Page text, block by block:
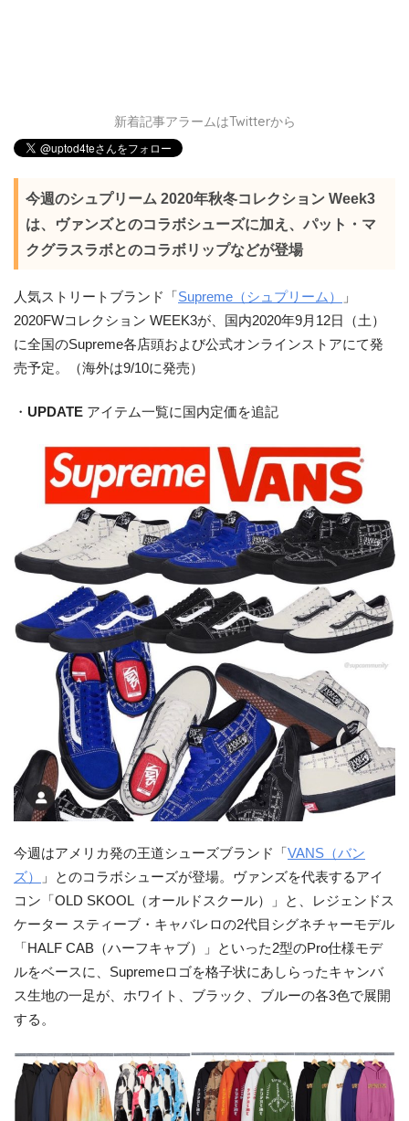
新着記事アラームはTwitterから
今週のシュプリーム 2020年秋冬コレクション Week3
は、ヴァンズとのコラボシューズに加え、パット・マ
クグラスラボとのコラボリップなどが登場
人気ストリートブランド「 Supreme（シュプリーム）
」
2020FWコレクション WEEK3が、国内2020年9月12日（土）
に全国のSupreme各店頭および公式オンラインストアにて発
売予定。（海外は9/10に発売）
・ UPDATE アイテム一覧に国内定価を追記
今週はアメリカ発の王道シューズブランド「 VANS（バン
ズ）
」とのコラボシューズが登場。ヴァンズを代表するアイ
コン「OLD SKOOL（オールドスクール）」と、レジェンドス
ケーター スティーブ・キャバレロの2代目シグネチャーモデル
「HALF CAB（ハーフキャブ）」といった2型のPro仕様モデ
ルをベースに、Supremeロゴを格子状にあしらったキャンバ
ス生地の一足が、ホワイト、ブラック、ブルーの各3色で展開
する。